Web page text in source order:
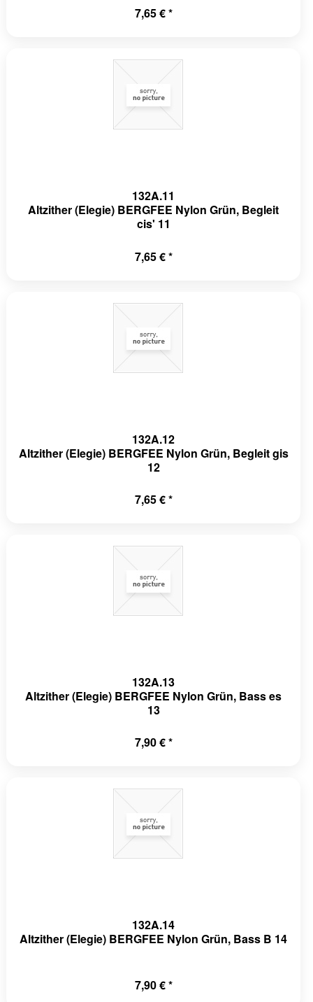
7,65 € *
132A.11
Altzither (Elegie) BERGFEE Nylon Grün, Begleit
cis' 11
7,65 € *
132A.12
Altzither (Elegie) BERGFEE Nylon Grün, Begleit gis
12
7,65 € *
132A.13
Altzither (Elegie) BERGFEE Nylon Grün, Bass es
13
7,90 € *
132A.14
Altzither (Elegie) BERGFEE Nylon Grün, Bass B 14
7,90 € *